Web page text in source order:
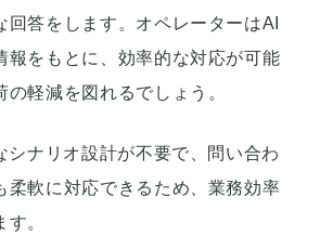
回答をします。オペレーターはAI
報をもとに、効率的な対応が可能
の軽減を図れるでしょう。
シナリオ設計が不要で、問い合わ
柔軟に対応できるため、業務効率
。